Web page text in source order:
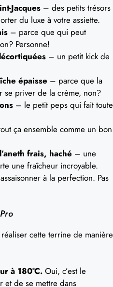
Jacques – des petits trésors
du luxe à votre assiette.
– parce que qui peut
Personne!
– un petit kick de
épaisse – parce que la
se priver de la crème, non?
– le petit peps qui fait toute
ça ensemble comme un bon
frais, haché – une
une fraîcheur incroyable.
à la perfection. Pas
cette terrine de manière
à 180°C. Oui, c’est le
et de se mettre dans